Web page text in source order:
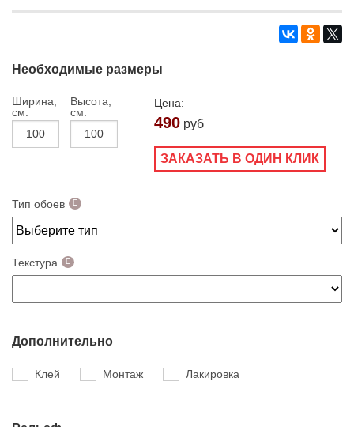
Необходимые размеры
Ширина,
см.
Высота,
см.
Цена:
490 руб
ЗАКАЗАТЬ В ОДИН КЛИК
Тип обоев
Текстура
Дополнительно
Клей Монтаж Лакировка